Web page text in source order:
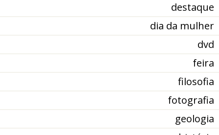
destaque
dia da mulher
dvd
feira
filosofia
fotografia
geologia